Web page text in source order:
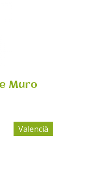
Muro
Valencià